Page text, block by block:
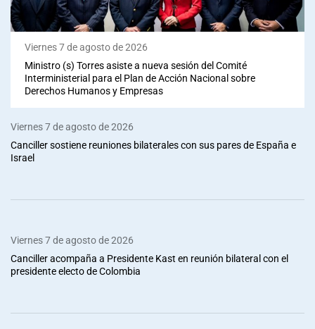
Viernes 7 de agosto de 2026
Ministro (s) Torres asiste a nueva sesión del Comité
Interministerial para el Plan de Acción Nacional sobre
Derechos Humanos y Empresas
Viernes 7 de agosto de 2026
Canciller sostiene reuniones bilaterales con sus pares de España e
Israel
Viernes 7 de agosto de 2026
Canciller acompaña a Presidente Kast en reunión bilateral con el
presidente electo de Colombia